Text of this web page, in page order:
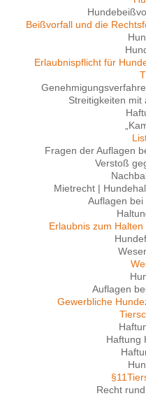
Beißvorfall und die
Erlaubnispflicht für
Streitigkeiten mit
Fragen der Auflagen
Verstoß
Mietrecht |
Auflagen
Erlaubnis zum
Auflagen
Gewerbliche
Haftung
Recht